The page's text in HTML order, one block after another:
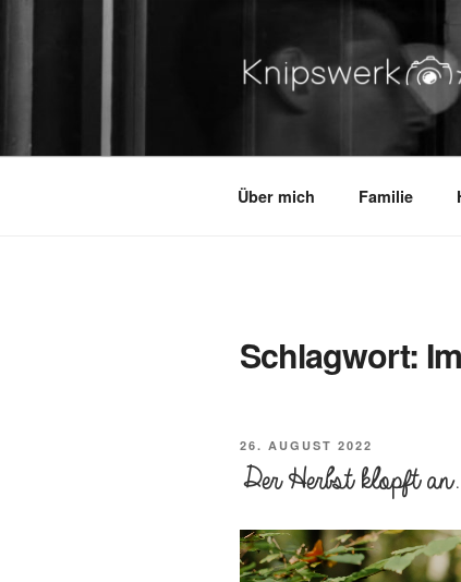
KNIPSWERK – ALTES
authentisch. lebending.
Über mich Familie
Schlagwort:
VERÖFFENTLICHT
AM
26. AUGUST 2022
Der Herbst klopft an.